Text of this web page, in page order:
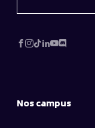
Nos campus